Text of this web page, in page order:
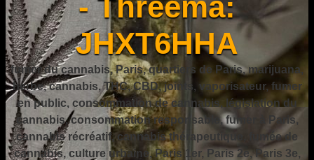
JHXT6HHA
fumer du cannabis, Paris, quartiers de Paris, marijuana,
herbe, cannabis, THC, CBD, joints, vaporisateur, fumer
en public, consommation de cannabis, législation du
cannabis, consommation responsable, fumer à Paris,
cannabis récréatif, cannabis thérapeutique, fumée de
cannabis, culture urbaine, Paris 1er, Paris 2e, Paris 3e,